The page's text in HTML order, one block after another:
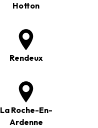
Hotton
Rendeux
La Roche-En-
Ardenne